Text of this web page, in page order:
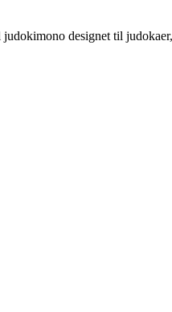
designet til